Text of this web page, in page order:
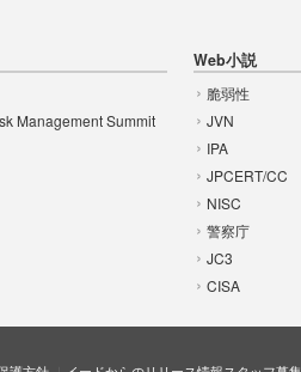
Management Summit
Web小説
脆弱性
JVN
IPA
JPCERT/CC
NISC
警察庁
JC3
CISA